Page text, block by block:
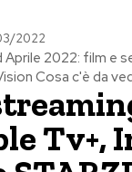
2022
2022: film e
Cosa c'è da
Tv+,